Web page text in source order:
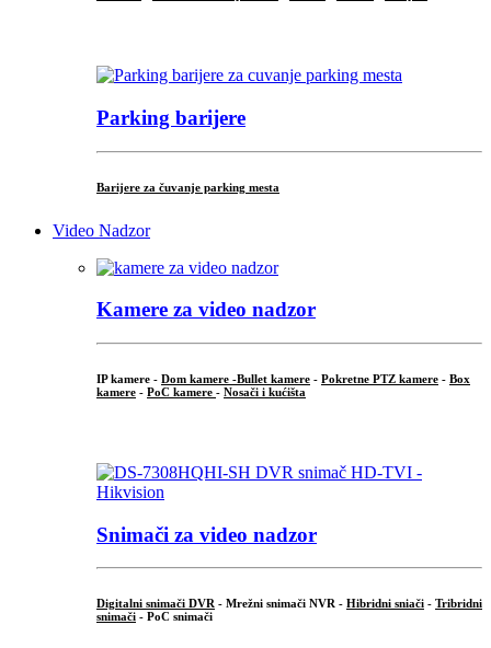
Parking barijere
Barijere za čuvanje parking mesta
Video Nadzor
Kamere za video nadzor
IP kamere - Dom kamere -Bullet kamere - Pokretne PTZ kamere - Box
kamere - PoC kamere - Nosači i kućišta
Snimači za video nadzor
Digitalni snimači DVR - Mrežni snimači NVR - Hibridni sniači - Tribridni
snimači - PoC snimači